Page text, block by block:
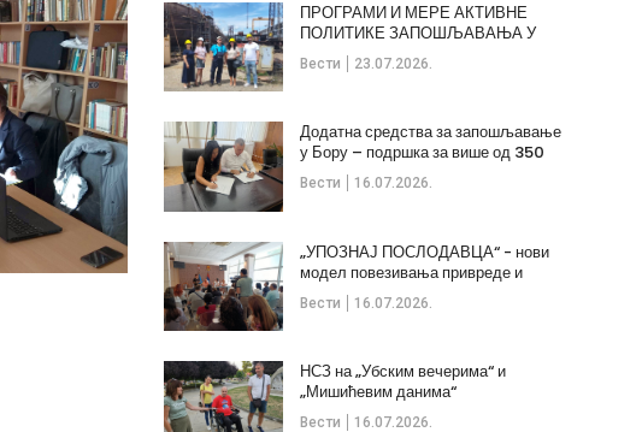
Вести 23.07.2026.
ПРОГРАМИ И МЕРЕ АКТИВНЕ
ПОЛИТИКЕ ЗАПОШЉАВАЊА У
ОПШТИНИ КЛАДОВО
Вести 16.07.2026.
Додатна средства за запошљавање
у Бору – подршка за више од 350
незапослених
Вести 16.07.2026.
„УПОЗНАЈ ПОСЛОДАВЦА“ - нови
модел повезивања привреде и
стручних кадрова
Вести 16.07.2026.
НСЗ на „Убским вечерима“ и
„Мишићевим данима“